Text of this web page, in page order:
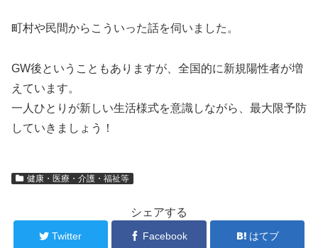
町村や民間からこういった話を伺いました。
GW後ということもありますが、全国的に新規陽性者が増
えています。
一人ひとりが新しい生活様式を意識しながら、最大限予防
していきましょう！
健康・医療・介護・福祉等
シェアする
Twitter Facebook はてブ